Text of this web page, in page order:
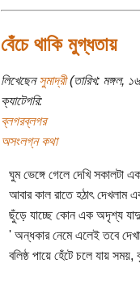
বেঁচে থাকি মুগ্ধতায়
লিখেছেনসুমাদ্রী(তারিখ: মঙ্গল,
ক্যাটেগরি:
ব্লগরব্লগর
অসংলগ্ন কথা
ঘুম ভেঙ্গে গেলে দেখি সকালটা
আবার কাল রাতে হঠাৎ
ছুঁড়ে যাচ্ছে কোন এক অদৃশ্য
' অন্ধকার নেমে এলেই তবে
বলিষ্ঠ পায়ে হেঁটে চলে যায়